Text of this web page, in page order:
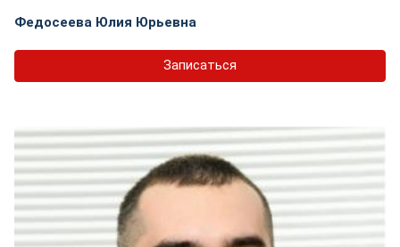
Федосеева Юлия Юрьевна
Записаться